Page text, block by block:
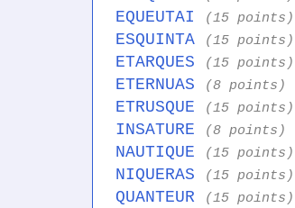
EQUEUTAI (15 points)
ESQUINTA (15 points)
ETARQUES (15 points)
ETERNUAS (8 points)
ETRUSQUE (15 points)
INSATURE (8 points)
NAUTIQUE (15 points)
NIQUERAS (15 points)
QUANTEUR (15 points)